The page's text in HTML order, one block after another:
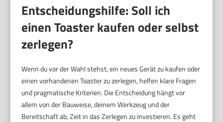
Entscheidungshilfe: Soll ich
einen Toaster kaufen oder selbst
zerlegen?
Wenn du vor der Wahl stehst, ein neues Gerät zu kaufen oder
einen vorhandenen Toaster zu zerlegen, helfen klare Fragen
und pragmatische Kriterien. Die Entscheidung hängt vor
allem von der Bauweise, deinem Werkzeug und der
Bereitschaft ab, Zeit in das Zerlegen zu investieren. Es geht